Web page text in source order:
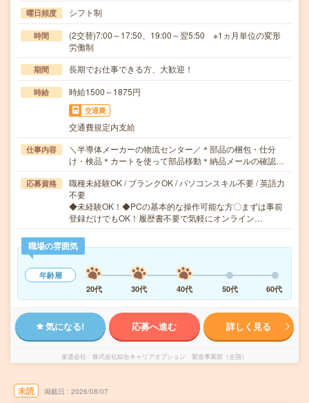
曜日頻度 シフト制
時間
(2交替)7:00～17:50、19:00～翌5:50 ※1ヵ月単位の変形
労働制
期間 長期でお仕事できる方、大歓迎！
時給 時給1500～1875円
交通費
交通費規定内支給
仕事内容
＼半導体メーカーの物流センター／＊部品の梱包・仕分
け・検品＊カートを使って部品移動＊納品メールの確認…
応募資格
職種未経験OK / ブランクOK / パソコンスキル不要 / 英語力
不要
◆未経験OK！◆PCの基本的な操作可能な方〇まずは事前
登録だけでもOK！履歴書不要で気軽にオンライン…
職場の雰囲気
年齢層
20代
30代 40代 50代 60代
気になる! 応募へ進む 詳しく見る
派遣会社 株式会社綜合キャリアオプション 製造事業部（全国）
未読 掲載日 2026/08/07